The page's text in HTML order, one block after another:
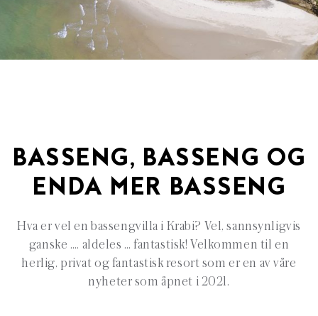
BASSENG, BASSENG OG
ENDA MER BASSENG
Hva er vel en bassengvilla i Krabi? Vel, sannsynligvis
ganske …. aldeles … fantastisk! Velkommen til en
herlig, privat og fantastisk resort som er en av våre
nyheter som åpnet i 2021.